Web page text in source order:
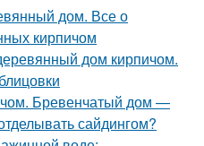
дом. Все о
кирпичом
дом кирпичом.
Бревенчатый дом —
сайдингом?